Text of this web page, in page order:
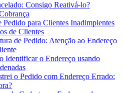
Consigo Reativá-lo?
Pedido para Clientes Inadimplentes
de Clientes
de Pedido: Atenção ao Endereço
Identificar o Endereço usando
o Pedido com Endereço Errado: